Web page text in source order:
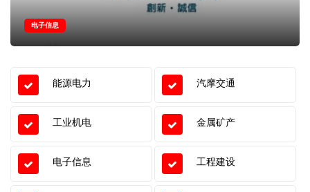
电子信息
能源电力 汽摩交通
工业机电 金属矿产
电子信息 工程建设